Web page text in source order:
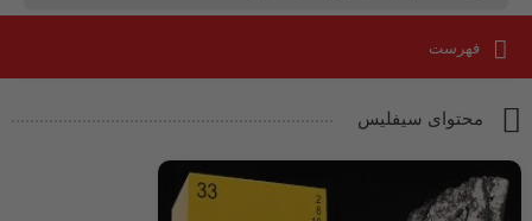
فهرست
محتوای سیفلیس